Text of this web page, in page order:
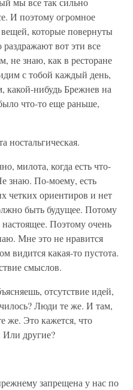
И поэтому огромное
которые повернуты
вот эти все
не знаю, как в ресторане
с тобой каждый день,
какой-нибудь Брежнев на
что-то еще раньше,
милота, когда есть что-
знаю. По-моему, есть
четких ориентиров и нет
быть будущее. Потому
Поэтому очень
Мне это не нравится
видится какая-то пустота.
смыслов.
отсутствие идей,
Люди те же. И там,
же. Это кажется, что
Или другие?
запрещена у нас по